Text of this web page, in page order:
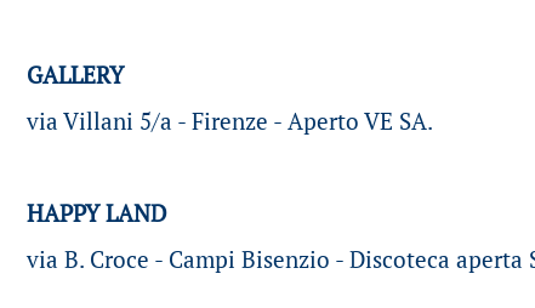
GALLERY
via Villani 5/a - Firenze - Aperto VE SA.
HAPPY LAND
via B. Croce - Campi Bisenzio - Discoteca aperta